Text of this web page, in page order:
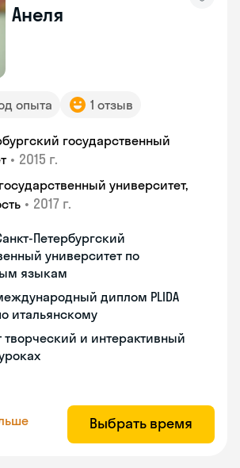
Анеля
опыта 1 отзыв
государственный
• 2015 г.
университет,
• 2017 г.
Петербургский
университет по
языкам
диплом PLIDA
итальянскому
творческий и интерактивный
Выбрать время